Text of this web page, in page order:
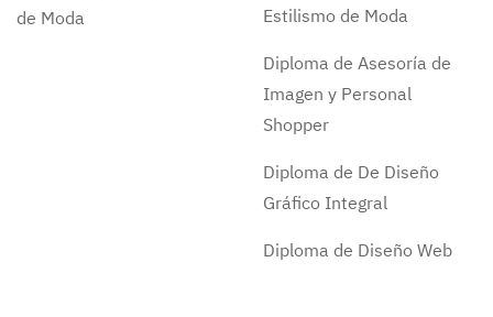
de Moda
Estilismo de Moda
Diploma de Asesoría de
Imagen y Personal
Shopper
Diploma de De Diseño
Gráfico Integral
Diploma de Diseño Web